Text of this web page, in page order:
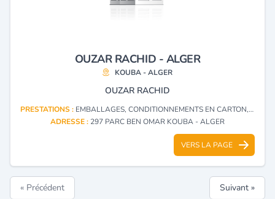
OUZAR RACHID - ALGER
KOUBA - ALGER
OUZAR RACHID
PRESTATIONS : EMBALLAGES, CONDITIONNEMENTS EN CARTON, PAPIER
ADRESSE : 297 PARC BEN OMAR KOUBA - ALGER
VERS LA PAGE
« Précédent Suivant »